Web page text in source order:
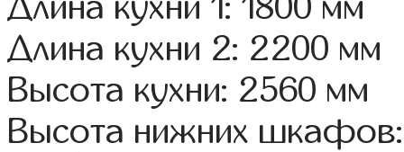
Длина кухни 1: 1800 мм
Длина кухни 2: 2200 мм
Высота кухни: 2560 мм
Высота нижних